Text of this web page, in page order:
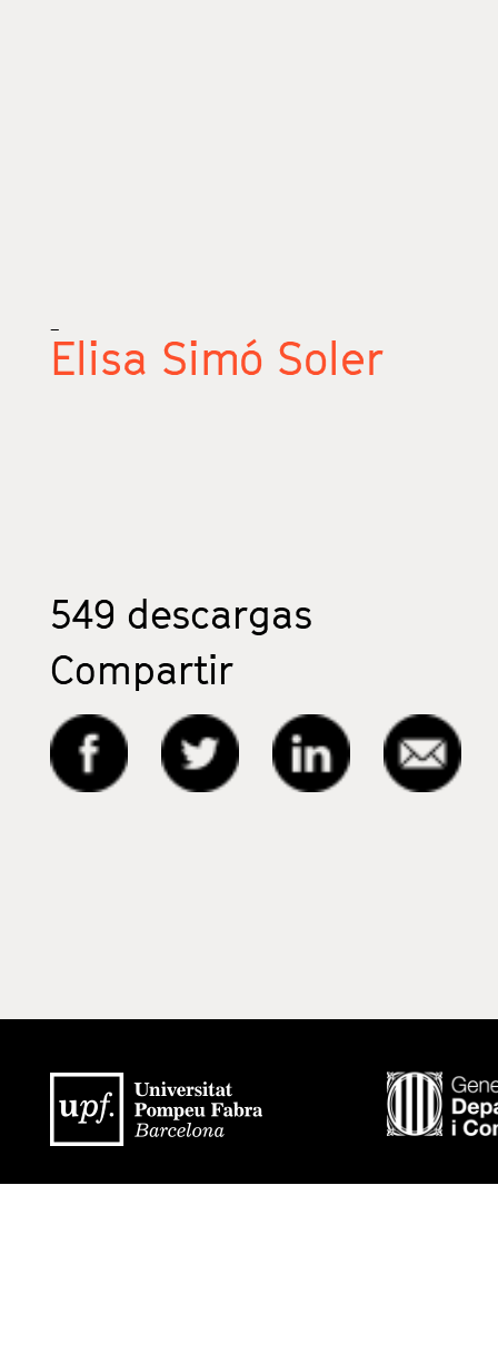
_
Elisa Simó Soler
549 descargas
Compartir